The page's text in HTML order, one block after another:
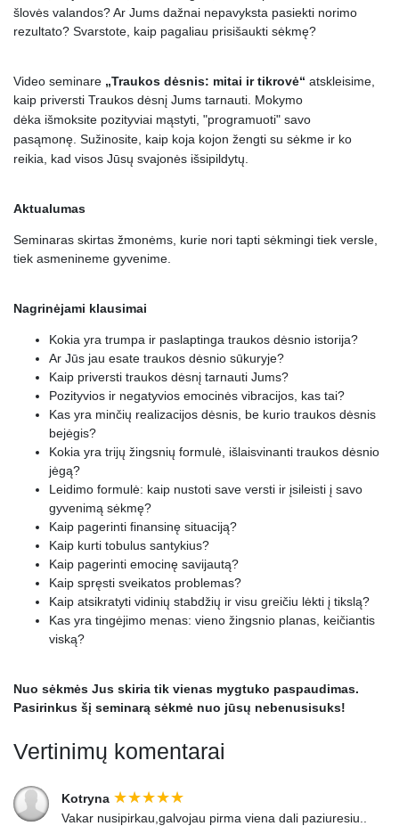
šlovės valandos? Ar Jums dažnai nepavyksta pasiekti norimo
rezultato? Svarstote, kaip pagaliau prisišaukti sėkmę?
Video seminare „Traukos dėsnis: mitai ir tikrovė“ atskleisime,
kaip priversti Traukos dėsnį Jums tarnauti. Mokymo
dėka išmoksite pozityviai mąstyti, "programuoti" savo
pasąmonę. Sužinosite, kaip koja kojon žengti su sėkme ir ko
reikia, kad visos Jūsų svajonės išsipildytų.
Aktualumas
Seminaras skirtas žmonėms, kurie nori tapti sėkmingi tiek versle,
tiek asmenineme gyvenime.
Nagrinėjami klausimai
Kokia yra trumpa ir paslaptinga traukos dėsnio istorija?
Ar Jūs jau esate traukos dėsnio sūkuryje?
Kaip priversti traukos dėsnį tarnauti Jums?
Pozityvios ir negatyvios emocinės vibracijos, kas tai?
Kas yra minčių realizacijos dėsnis, be kurio traukos dėsnis
bejėgis?
Kokia yra trijų žingsnių formulė, išlaisvinanti traukos dėsnio
jėgą?
Leidimo formulė: kaip nustoti save versti ir įsileisti į savo
gyvenimą sėkmę?
Kaip pagerinti finansinę situaciją?
Kaip kurti tobulus santykius?
Kaip pagerinti emocinę savijautą?
Kaip spręsti sveikatos problemas?
Kaip atsikratyti vidinių stabdžių ir visu greičiu lėkti į tikslą?
Kas yra tingėjimo menas: vieno žingsnio planas, keičiantis
viską?
Nuo sėkmės Jus skiria tik vienas mygtuko paspaudimas.
Pasirinkus šį seminarą sėkmė nuo jūsų nebenusisuks!
Vertinimų komentarai
Kotryna
Vakar nusipirkau,galvojau pirma viena dali paziuresiu..